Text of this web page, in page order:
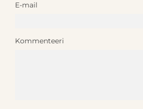
E-mail
Kommenteeri